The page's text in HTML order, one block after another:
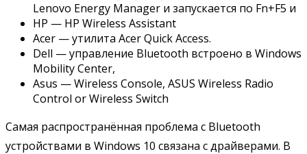
Lenovo Energy Manager и запускается по Fn+F5 и
HP — HP Wireless Assistant
Acer — утилита Acer Quick Access.
Dell — управление Bluetooth встроено в Windows
Mobility Center,
Asus — Wireless Console, ASUS Wireless Radio
Control or Wireless Switch
Самая распространённая проблема с Bluetooth
устройствами в Windows 10 связана с драйверами. В